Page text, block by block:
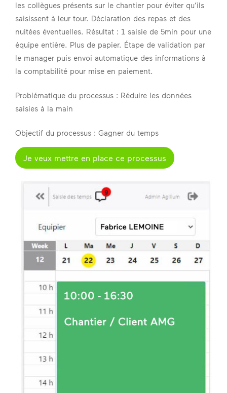
les collègues présents sur le chantier pour éviter qu’ils
saisissent à leur tour. Déclaration des repas et des
nuitées éventuelles. Résultat : 1 saisie de 5min pour une
équipe entière. Plus de papier. Étape de validation par
le manager puis envoi automatique des informations à
la comptabilité pour mise en paiement.
Problématique du processus : Réduire les données
saisies à la main
Objectif du processus : Gagner du temps
Je veux mettre en place ce processus